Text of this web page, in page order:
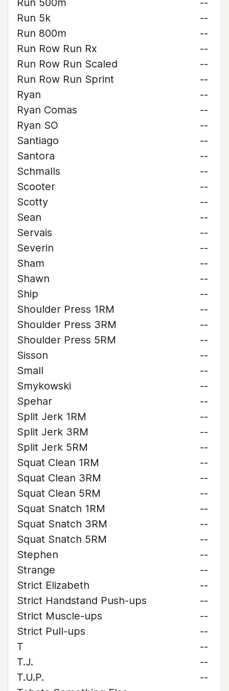
Run 500m
--
Run 5k
--
Run 800m
--
Run Row Run Rx
--
Run Row Run Scaled
--
Run Row Run Sprint
--
Ryan
--
Ryan Comas
--
Ryan SO
--
Santiago
--
Santora
--
Schmalls
--
Scooter
--
Scotty
--
Sean
--
Servais
--
Severin
--
Sham
--
Shawn
--
Ship
--
Shoulder Press 1RM
--
Shoulder Press 3RM
--
Shoulder Press 5RM
--
Sisson
--
Small
--
Smykowski
--
Spehar
--
Split Jerk 1RM
--
Split Jerk 3RM
--
Split Jerk 5RM
--
Squat Clean 1RM
--
Squat Clean 3RM
--
Squat Clean 5RM
--
Squat Snatch 1RM
--
Squat Snatch 3RM
--
Squat Snatch 5RM
--
Stephen
--
Strange
--
Strict Elizabeth
--
Strict Handstand Push-ups
--
Strict Muscle-ups
--
Strict Pull-ups
--
T
--
T.J.
--
T.U.P.
--